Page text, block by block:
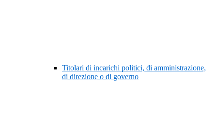
Titolari di incarichi politici, di amministrazione,
di direzione o di governo